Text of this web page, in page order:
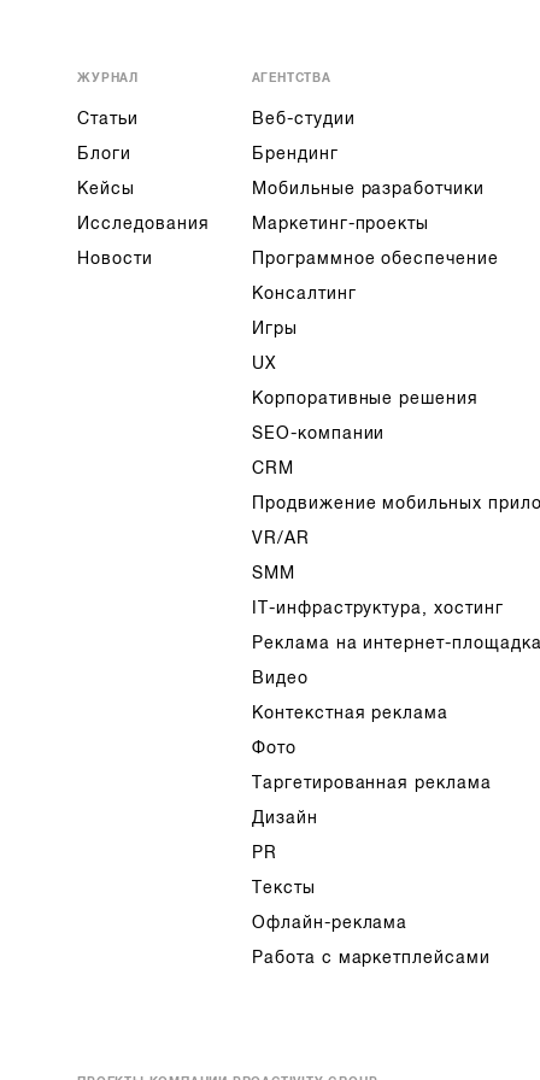
ЖУРНАЛ
Статьи
Блоги
Кейсы
Исследования
Новости
АГЕНТСТВА
Веб-студии
Брендинг
Мобильные разработчики
Маркетинг-проекты
Программное обеспечение
Консалтинг
Игры
UX
Корпоративные решения
SEO-компании
CRM
Продвижение мобильных
VR/AR
SMM
IT-инфраструктура, хостинг
Реклама на интернет-
Видео
Контекстная реклама
Фото
Таргетированная реклама
Дизайн
PR
Тексты
Офлайн-реклама
Работа с маркетплейсами